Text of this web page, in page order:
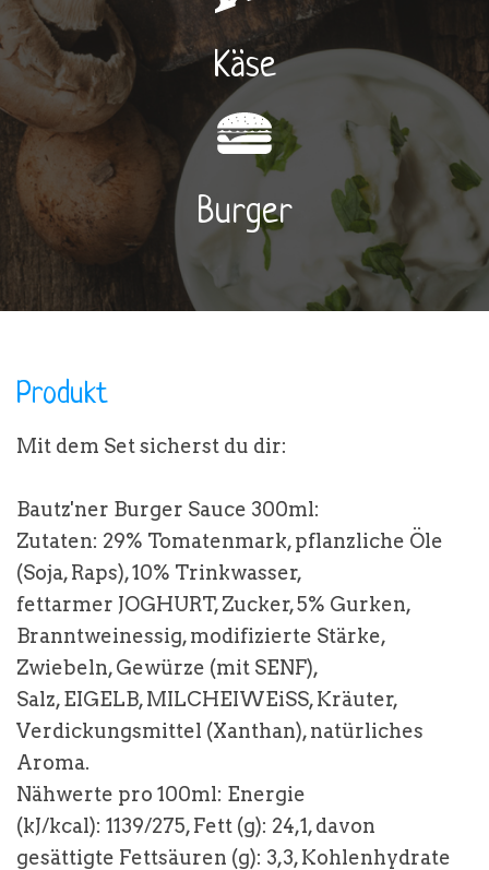
Käse
Burger
Produkt
Mit dem Set sicherst du dir:
Bautz'ner Burger Sauce 300ml:
Zutaten: 29% Tomatenmark, pflanzliche Öle
(Soja, Raps), 10% Trinkwasser,
fettarmer JOGHURT, Zucker, 5% Gurken,
Branntweinessig, modifizierte Stärke,
Zwiebeln, Gewürze (mit SENF),
Salz,EIGELB,MILCHEIWEiSS,Kräuter,
Verdickungsmittel (Xanthan), natürliches
Aroma.
Nähwerte pro 100ml: Energie
(kJ/kcal): 1139/275, Fett (g): 24,1, davon
gesättigte Fettsäuren (g): 3,3, Kohlenhydrate